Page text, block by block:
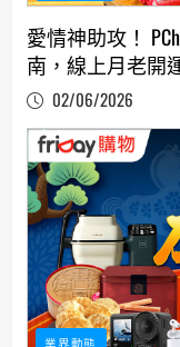
愛情神助攻！
南，線上月老開
倍、樂高銷售量
02/06/2026
業界動態